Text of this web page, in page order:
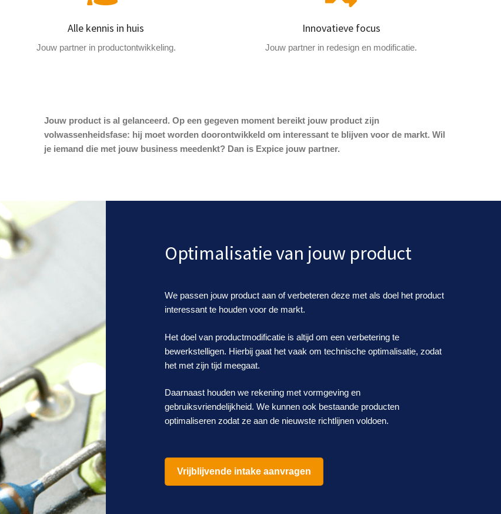
Alle kennis in huis
Jouw partner in productontwikkeling.
Innovatieve focus
Jouw partner in redesign en modificatie.
Jouw product is al gelanceerd. Op een gegeven moment bereikt jouw product zijn
volwassenheidsfase: hij moet worden doorontwikkeld om interessant te blijven voor de markt. Wil
je iemand die met jouw business meedenkt? Dan is Expice jouw partner.
Optimalisatie van jouw product
We passen jouw product aan of verbeteren deze met als doel het product
interessant te houden voor de markt.
Het doel van productmodificatie is altijd om een verbetering te
bewerkstelligen. Hierbij gaat het vaak om technische optimalisatie, zodat
het met zijn tijd meegaat.
Daarnaast houden we rekening met vormgeving en
gebruiksvriendelijkheid. We kunnen ook bestaande producten
optimaliseren zodat ze aan de nieuwste richtlijnen voldoen.
Vrijblijvende intake aanvragen